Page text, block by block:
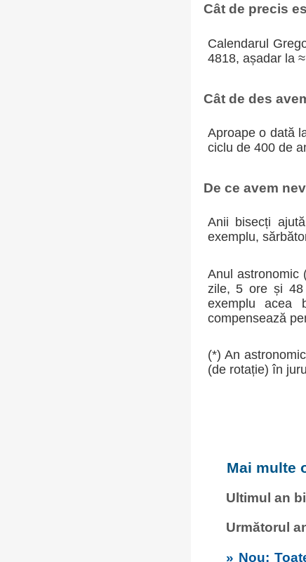
Cât de precis
Calendarul
4818, așadar la
Cât de des
Aproape o dată
ciclu de 400 de
De ce avem
Anii bisecți
exemplu,
Anul astronomic
zile, 5 ore și 48
exemplu acea
compensează
(*) An
(de rotație) în
Mai multe
Ultimul an
Următorul
» Nou: